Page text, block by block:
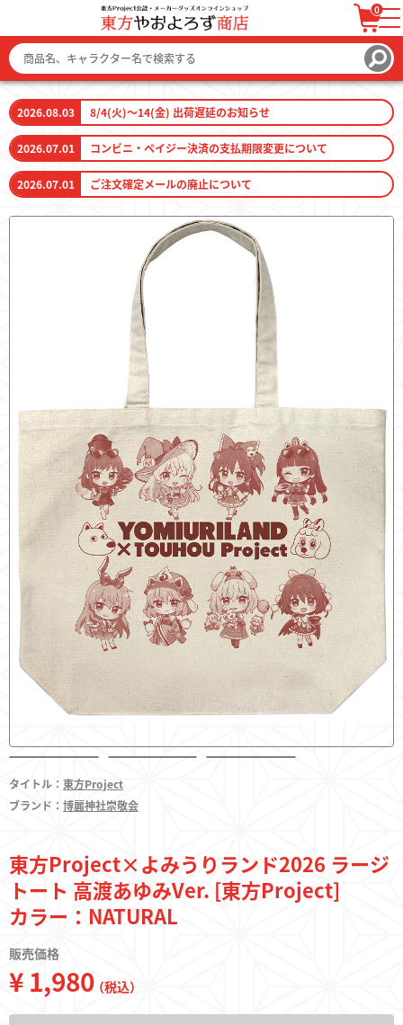
0
ログイン / 会員登録 カートを見る
ファッション
トレーディングカード
フィギュア
東方やおよろず商店とは
ご利用案内
決済・配送
お問い合わせ
2026.08.03 8/4(火)～14(金) 出荷遅延のお知らせ
2026.07.01 コンビニ・ペイジー決済の支払期限変更について
2026.07.01 ご注文確定メールの廃止について
タイトル： 東方Project
ブランド： 博麗神社崇敬会
東方Project×よみうりランド2026 ラージ
トート 高渡あゆみVer. [東方Project]
カラー：NATURAL
販売価格
¥ 1,980（税込）